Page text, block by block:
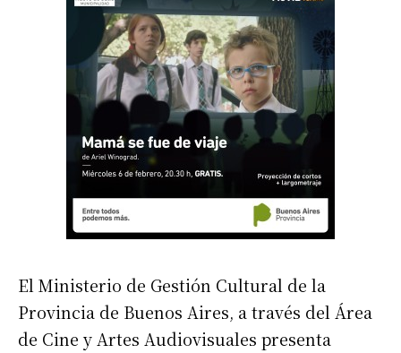
El Ministerio de Gestión Cultural de la
Provincia de Buenos Aires, a través del Área
de Cine y Artes Audiovisuales presenta